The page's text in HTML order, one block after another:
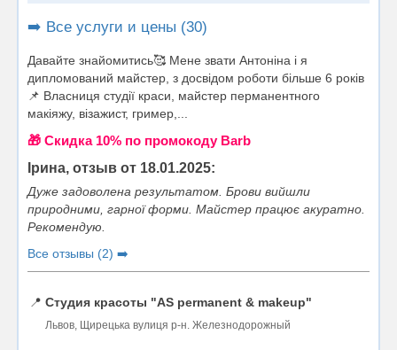
➡️ Все услуги и цены (30)
Давайте знайомитись🥰 Мене звати Антоніна і я
дипломований майстер, з досвідом роботи більше 6 років
📌 Власниця студії краси, майстер перманентного
макіяжу, візажист, гример,...
🎁 Cкидка 10% по промокоду Barb
Ірина, отзыв от 18.01.2025:
Дуже задоволена результатом. Брови вийшли
природними, гарної форми. Майстер працює акуратно.
Рекомендую.
Все отзывы (2) ➡️
📍 Студия красоты "AS permanent & makeup"
Львов, Щирецька вулиця р-н. Железнодорожный